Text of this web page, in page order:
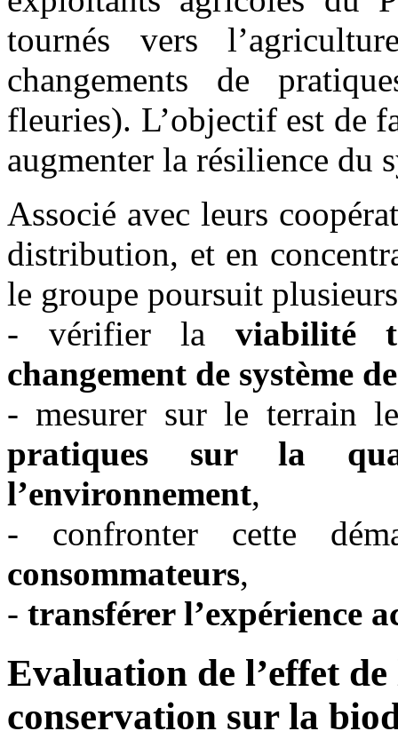
tournés vers
changements de
fleuries). L’objectif est de
augmenter la résilience du
Associé avec leurs
distribution, et en
le groupe poursuit
- vérifier la viabilité
changement de système
- mesurer sur le terrain
pratiques sur la
l’environnement,
- confronter cette
consommateurs,
- transférer l’expérience
Evaluation de l’effet
conservation sur la